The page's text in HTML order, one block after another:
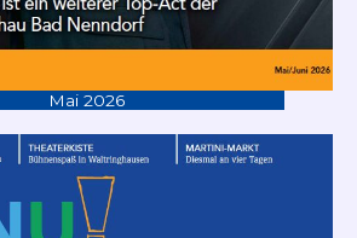
Mai 2026